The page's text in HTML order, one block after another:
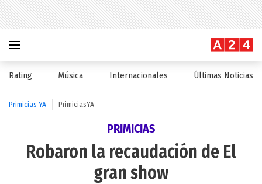
Rating Música Internacionales Últimas Noticias
Primicias YA PrimiciasYA
PRIMICIAS
Robaron la recaudación de El
gran show